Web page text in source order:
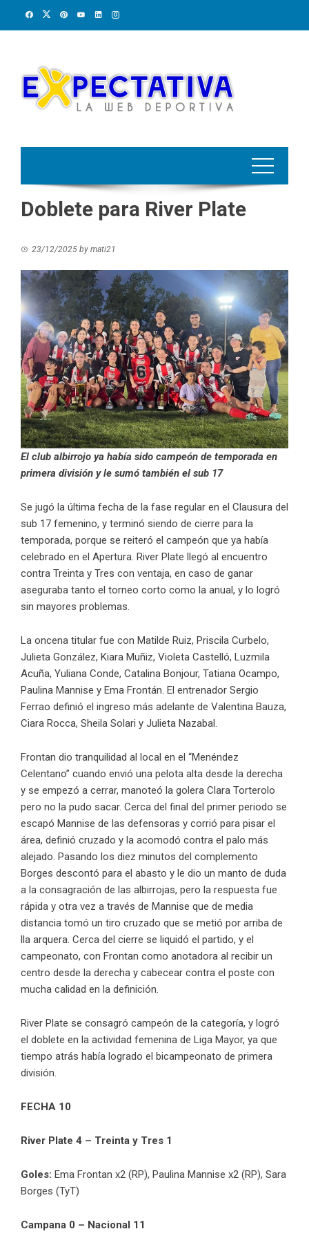
Doblete para River Plate
23/12/2025 by mati21
El club albirrojo ya había sido campeón de temporada en
primera división y le sumó también el sub 17
Se jugó la última fecha de la fase regular en el Clausura del
sub 17 femenino, y terminó siendo de cierre para la
temporada, porque se reiteró el campeón que ya había
celebrado en el Apertura. River Plate llegó al encuentro
contra Treinta y Tres con ventaja, en caso de ganar
aseguraba tanto el torneo corto como la anual, y lo logró
sin mayores problemas.
La oncena titular fue con Matilde Ruiz, Priscila Curbelo,
Julieta González, Kiara Muñiz, Violeta Castelló, Luzmila
Acuña, Yuliana Conde, Catalina Bonjour, Tatiana Ocampo,
Paulina Mannise y Ema Frontán. El entrenador Sergio
Ferrao definió el ingreso más adelante de Valentina Bauza,
Ciara Rocca, Sheila Solari y Julieta Nazabal.
Frontan dio tranquilidad al local en el “Menéndez
Celentano” cuando envió una pelota alta desde la derecha
y se empezó a cerrar, manoteó la golera Clara Torterolo
pero no la pudo sacar. Cerca del final del primer periodo se
escapó Mannise de las defensoras y corrió para pisar el
área, definió cruzado y la acomodó contra el palo más
alejado. Pasando los diez minutos del complemento
Borges descontó para el abasto y le dio un manto de duda
a la consagración de las albirrojas, pero la respuesta fue
rápida y otra vez a través de Mannise que de media
distancia tomó un tiro cruzado que se metió por arriba de
lla arquera. Cerca del cierre se liquidó el partido, y el
campeonato, con Frontan como anotadora al recibir un
centro desde la derecha y cabecear contra el poste con
mucha calidad en la definición.
River Plate se consagró campeón de la categoría, y logró
el doblete en la actividad femenina de Liga Mayor, ya que
tiempo atrás había logrado el bicampeonato de primera
división.
FECHA 10
River Plate 4 – Treinta y Tres 1
Goles: Ema Frontan x2 (RP), Paulina Mannise x2 (RP), Sara
Borges (TyT)
Campana 0 – Nacional 11